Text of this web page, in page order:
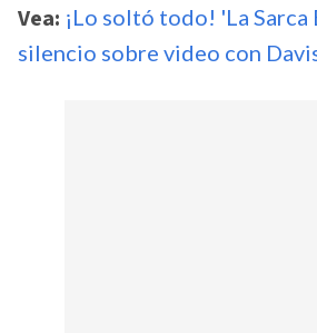
Vea: ¡Lo soltó todo! 'La
silencio sobre video con